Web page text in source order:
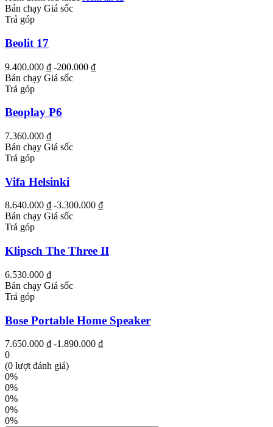
Bán chạy Giá sốc
Trả góp
Beolit 17
9.400.000 ₫ -200.000 ₫
Bán chạy Giá sốc
Trả góp
Beoplay P6
7.360.000 ₫
Bán chạy Giá sốc
Trả góp
Vifa Helsinki
8.640.000 ₫ -3.300.000 ₫
Bán chạy Giá sốc
Trả góp
Klipsch The Three II
6.530.000 ₫
Bán chạy Giá sốc
Trả góp
Bose Portable Home Speaker
7.650.000 ₫ -1.890.000 ₫
0
(0 lượt đánh giá)
0%
0%
0%
0%
0%